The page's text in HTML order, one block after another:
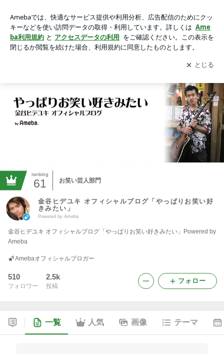
い」Powered by Ameba
アプリをダウンロードして ブログの更新通知
を受け取りまし
ょう。
開く
ranking
61 お笑い芸人部門
金谷ヒデユキ オフィシャルブログ「やっぱりお笑い好
きみたい」
Powered by Ameba
金谷ヒデユキ オフィシャルブログ「やっぱりお笑い好きみたい」Powered by
Ameba
Amebaオフィシャルブロガー
510
フォロワー
2.5k
投稿
フォロー
一覧 人気 画像 テーマ